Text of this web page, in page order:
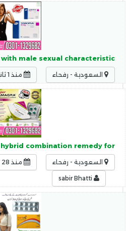
male sexual characteristic
السعودية - رفحاء منذ 1 ثانية
combination remedy for
السعودية - رفحاء منذ 28 ثانية